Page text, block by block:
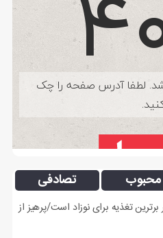
محبوب تصادفی
تغذیه برای نوزاد است/پرهیز از